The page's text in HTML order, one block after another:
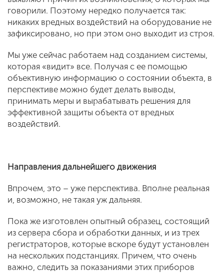
говорили. Поэтому нередко получается так:
никаких вредных воздействий на оборудование не
зафиксировано, но при этом оно выходит из строя.
Мы уже сейчас работаем над созданием системы,
которая «видит» все. Получая с ее помощью
объективную информацию о состоянии объекта, в
перспективе можно будет делать выводы,
принимать меры и вырабатывать решения для
эффективной защиты объекта от вредных
воздействий.
Направления дальнейшего движения
Впрочем, это – уже перспектива. Вполне реальная
и, возможно, не такая уж дальняя.
Пока же изготовлен опытный образец, состоящий
из сервера сбора и обработки данных, и из трех
регистраторов, которые вскоре будут установлен
на нескольких подстанциях. Причем, что очень
важно, следить за показаниями этих приборов